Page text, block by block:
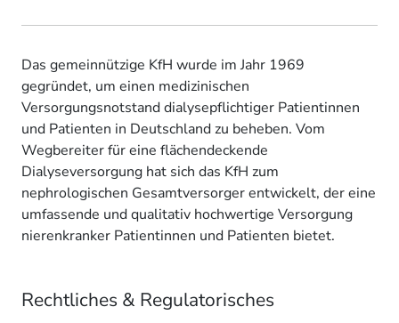
Das gemeinnützige KfH wurde im Jahr 1969
gegründet, um einen medizinischen
Versorgungsnotstand dialysepflichtiger Patientinnen
und Patienten in Deutschland zu beheben. Vom
Wegbereiter für eine flächendeckende
Dialyseversorgung hat sich das KfH zum
nephrologischen Gesamtversorger entwickelt, der eine
umfassende und qualitativ hochwertige Versorgung
nierenkranker Patientinnen und Patienten bietet.
Rechtliches & Regulatorisches